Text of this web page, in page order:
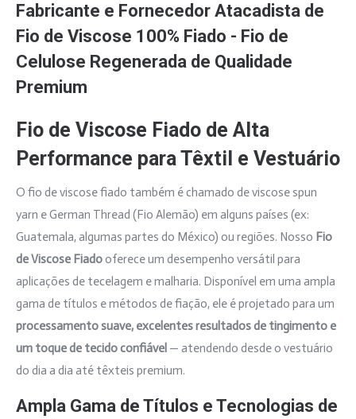
Fabricante e Fornecedor Atacadista de
Fio de Viscose 100% Fiado - Fio de
Celulose Regenerada de Qualidade
Premium
Fio de Viscose Fiado de Alta
Performance para Têxtil e Vestuário
O fio de viscose fiado também é chamado de viscose spun
yarn e German Thread (Fio Alemão) em alguns países (ex:
Guatemala, algumas partes do México) ou regiões. Nosso Fio
de Viscose Fiadooferece um desempenho versátil para
aplicações de tecelagem e malharia. Disponível em uma ampla
gama de títulos e métodos de fiação, ele é projetado para um
processamento suave, excelentes resultados de tingimento e
um toque de tecido confiável — atendendo desde o vestuário
do dia a dia até têxteis premium.
Ampla Gama de Títulos e Tecnologias de